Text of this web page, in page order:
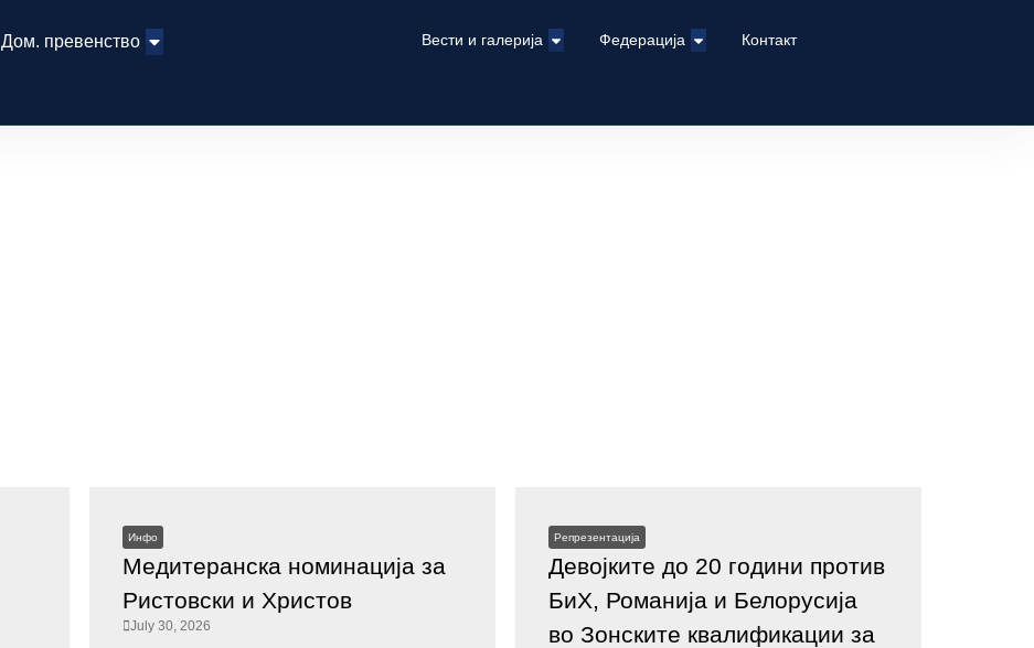
Дом. превенство Вести и галерија Федерација Контакт
Инфо
Медитеранска номинација за
Ристовски и Христов
July 30, 2026
Репрезентација
Девојките до 20 години против
БиХ, Романија и Белорусија
во Зонските квалификации за